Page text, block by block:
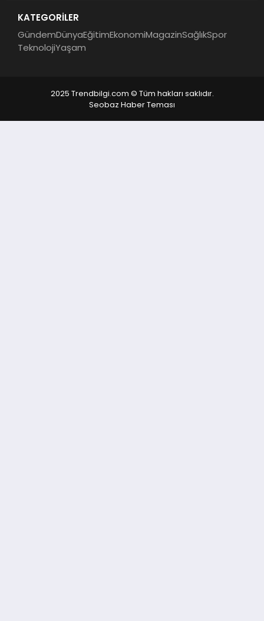
KATEGORİLER
GündemDünyaEğitimEkonomiMagazinSağlıkSpor
TeknolojiYaşam
2025 Trendbilgi.com © Tüm hakları saklıdır.
Seobaz Haber Teması